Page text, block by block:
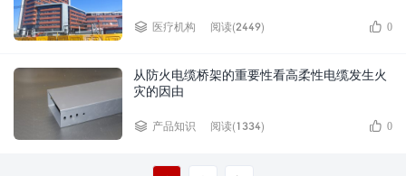
医疗机构 阅读(2449) 0
从防火电缆桥架的重要性看高柔性电缆发生火
灾的因由
产品知识 阅读(1334) 0